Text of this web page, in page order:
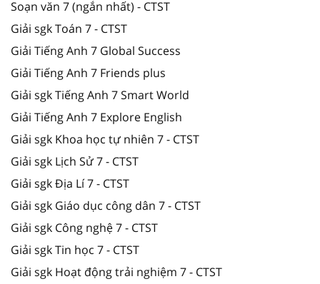
Soạn văn 7 (ngắn nhất) - CTST
Giải sgk Toán 7 - CTST
Giải Tiếng Anh 7 Global Success
Giải Tiếng Anh 7 Friends plus
Giải sgk Tiếng Anh 7 Smart World
Giải Tiếng Anh 7 Explore English
Giải sgk Khoa học tự nhiên 7 - CTST
Giải sgk Lịch Sử 7 - CTST
Giải sgk Địa Lí 7 - CTST
Giải sgk Giáo dục công dân 7 - CTST
Giải sgk Công nghệ 7 - CTST
Giải sgk Tin học 7 - CTST
Giải sgk Hoạt động trải nghiệm 7 - CTST